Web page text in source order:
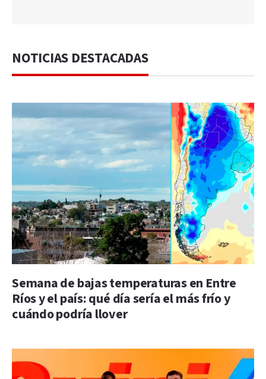
NOTICIAS DESTACADAS
Semana de bajas temperaturas en Entre
Ríos y el país: qué día sería el más frío y
cuándo podría llover